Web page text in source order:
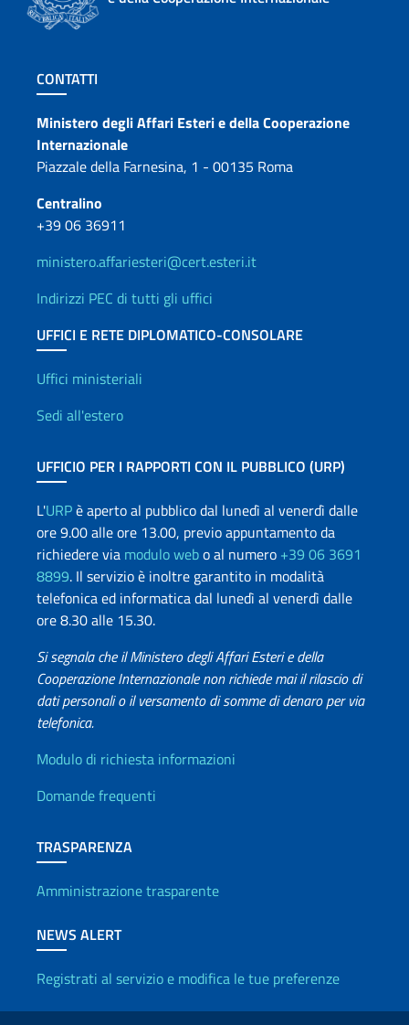
Sezione footer
CONTATTI
Contatti
Ministero degli Affari Esteri e della Cooperazione
Internazionale
Piazzale della Farnesina, 1 - 00135 Roma
Centralino
+39 06 36911
ministero.affariesteri@cert.esteri.it
Indirizzi PEC di tutti gli uffici
UFFICI E RETE DIPLOMATICO-CONSOLARE
Uffici e Rete diplomatica
Uffici ministeriali
Sedi all'estero
UFFICIO PER I RAPPORTI CON IL PUBBLICO (URP)
L'URPè aperto al pubblico dal lunedì al venerdì dalle
ore 9.00 alle ore 13.00, previo appuntamento da
richiedere via modulo webo al numero +39 06 3691
8899. Il servizio è inoltre garantito in modalità
telefonica ed informatica dal lunedì al venerdì dalle
ore 8.30 alle 15.30.
Si segnala che il Ministero degli Affari Esteri e della
Cooperazione Internazionale non richiede mai il rilascio di
dati personali o il versamento di somme di denaro per via
telefonica.
Info utili
Modulo di richiesta informazioni
Domande frequenti
TRASPARENZA
Amministrazione trasparente
NEWS ALERT
Registrati al servizio e modifica le tue preferenze